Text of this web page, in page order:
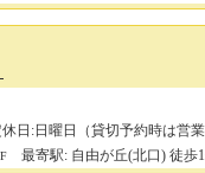
日:日曜日（貸切予約時は営業
最寄駅: 自由が丘(北口) 徒歩